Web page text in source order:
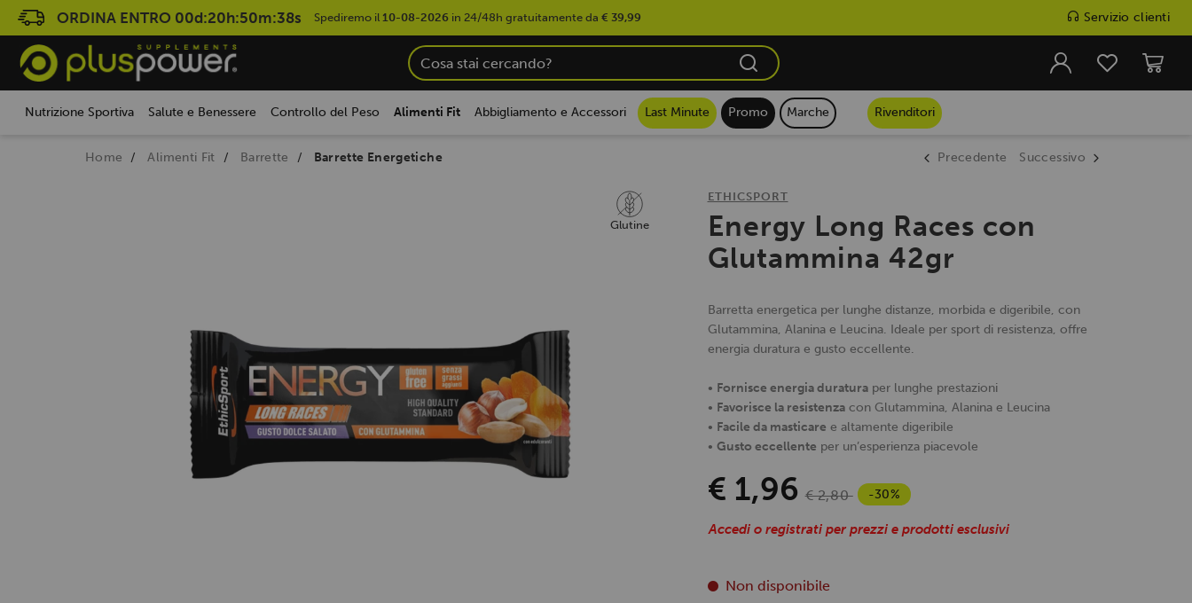
ORDINA ENTRO 00d:20h:50m:37s Spediremo il 10-08-2026 in 24/48h gratuitamente da € 39,99 Servizio clienti
Nutrizione Sportiva Salute e Benessere Controllo del Peso Alimenti Fit Abbigliamento e Accessori Last Minute Promo Marche Rivenditori
Home Alimenti Fit Barrette Barrette Energetiche Precedente Successivo
Glutine
ETHICSPORT
Energy Long Races con
Glutammina 42gr
Barretta energetica per lunghe distanze, morbida e digeribile, con
Glutammina, Alanina e Leucina. Ideale per sport di resistenza, offre
energia duratura e gusto eccellente.
• Fornisce energia duraturaper lunghe prestazioni
• Favorisce la resistenzacon Glutammina, Alanina e Leucina
• Facile da masticare e altamente digeribile
• Gusto eccellente per un’esperienza piacevole
€ 1,96 € 2,80 -30%
Accedi o registrati per prezzi e prodotti esclusivi
Non disponibile